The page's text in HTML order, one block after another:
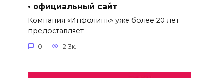
• официальный сайт
Компания «Инфолинк» уже более 20 лет
предоставляет
0 2.3к.